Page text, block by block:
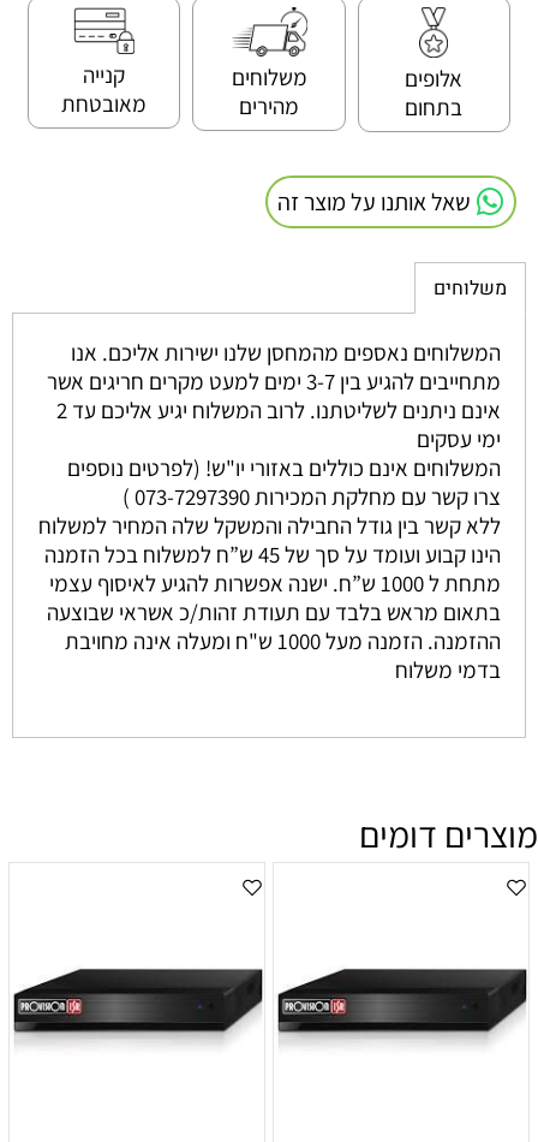
אלופים
בתחום
משלוחים
מהירים
קנייה
מאובטחת
שאל אותנו על מוצר זה
משלוחים
המשלוחים נאספים מהמחסן שלנו ישירות אליכם. אנו
מתחייבים להגיע בין 3-7 ימים למעט מקרים חריגים אשר
אינם ניתנים לשליטתנו. לרוב המשלוח יגיע אליכם עד 2
ימי עסקים
המשלוחים אינם כוללים באזורי יו"ש! (לפרטים נוספים
צרו קשר עם מחלקת המכירות 073-7297390 )
ללא קשר בין גודל החבילה והמשקל שלה המחיר למשלוח
הינו קבוע ועומד על סך של 45 ש”ח למשלוח בכל הזמנה
מתחת ל 1000 ש”ח. ישנה אפשרות להגיע לאיסוף עצמי
בתאום מראש בלבד עם תעודת זהות/כ אשראי שבוצעה
ההזמנה. הזמנה מעל 1000 ש"ח ומעלה אינה מחויבת
בדמי משלוח
מוצרים דומים